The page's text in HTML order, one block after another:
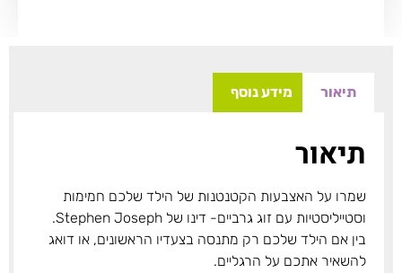
תיאור מידע נוסף
תיאור
שמרו על האצבעות הקטנטנות של הילד שלכם חמימות
וסטייליסטיות עם זוג גרביים- דינו של Stephen Joseph.
בין אם הילד שלכם רק מתנסה בצעדיו הראשונים, או דואג
להשאיר אתכם על הרגליים.